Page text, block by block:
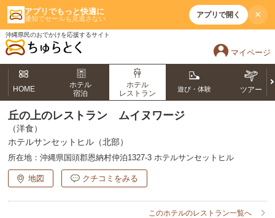
アプリでもっと快適に
通知でセールも見逃さない アプリで開く ×
沖縄県民のおでかけを応援するサイト
マイページ
HOME
ホテル
宿泊
ホテル
レストラン
遊び・体験 ツアー
丘の上のレストラン ムイヌワージ
（洋食）
ホテルサンセットヒル（北部）
所在地： 沖縄県国頭郡恩納村仲泊1327-3 ホテルサンセットヒル
地図 クチコミをみる
このホテルのレストラン一覧へ